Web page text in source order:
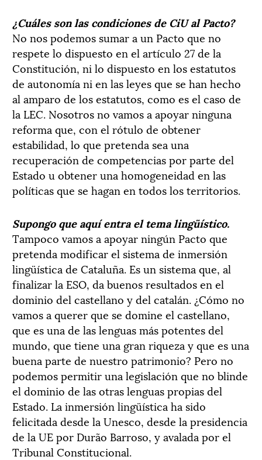
¿Cuáles son las condiciones de CiU al Pacto?
No nos podemos sumar a un Pacto que no
respete lo dispuesto en el artículo 27 de la
Constitución, ni lo dispuesto en los estatutos
de autonomía ni en las leyes que se han hecho
al amparo de los estatutos, como es el caso de
la LEC. Nosotros no vamos a apoyar ninguna
reforma que, con el rótulo de obtener
estabilidad, lo que pretenda sea una
recuperación de competencias por parte del
Estado u obtener una homogeneidad en las
políticas que se hagan en todos los territorios.
Supongo que aquí entra el tema lingüístico.
Tampoco vamos a apoyar ningún Pacto que
pretenda modificar el sistema de inmersión
lingüística de Cataluña. Es un sistema que, al
finalizar la ESO, da buenos resultados en el
dominio del castellano y del catalán. ¿Cómo no
vamos a querer que se domine el castellano,
que es una de las lenguas más potentes del
mundo, que tiene una gran riqueza y que es una
buena parte de nuestro patrimonio? Pero no
podemos permitir una legislación que no blinde
el dominio de las otras lenguas propias del
Estado. La inmersión lingüística ha sido
felicitada desde la Unesco, desde la presidencia
de la UE por Durão Barroso, y avalada por el
Tribunal Constitucional.